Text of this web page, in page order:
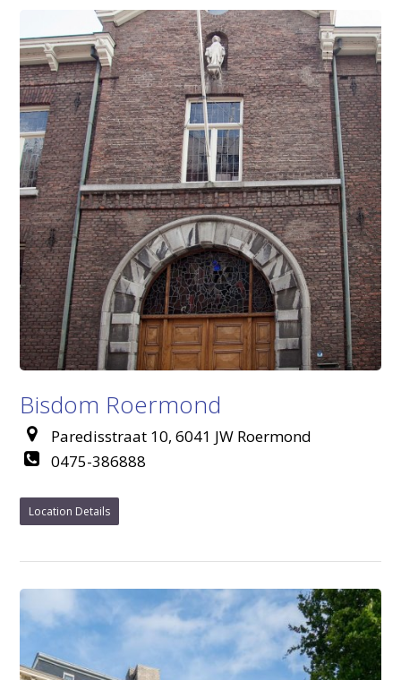
Bisdom Roermond
Paredisstraat 10, 6041 JW Roermond
0475-386888
Location Details